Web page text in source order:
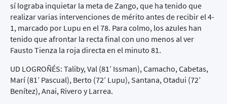
sí lograba inquietar la meta de Zango, que ha tenido que
realizar varias intervenciones de mérito antes de recibir el 4-
1, marcado por Lupu en el 78. Para colmo, los azules han
tenido que afrontar la recta final con uno menos al ver
Fausto Tienza la roja directa en el minuto 81.
UD LOGROÑÉS: Taliby, Val (81’ Issman), Camacho, Cabetas,
Marí (81’ Pascual), Berto (72’ Lupu), Santana, Otadui (72’
Benítez), Anai, Rivero y Larrea.